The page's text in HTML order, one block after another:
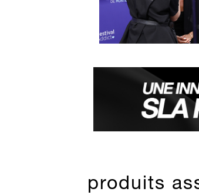
produits